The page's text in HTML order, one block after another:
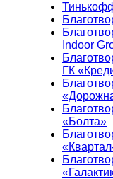
Indoor
ГК
«Болта»